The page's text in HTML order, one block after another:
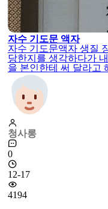
자수 기도문 액자
자수 기도문액자 생질
당한지를 생각하다가
을 본인한테 써 달라고
청사롱
0
12-17
4194